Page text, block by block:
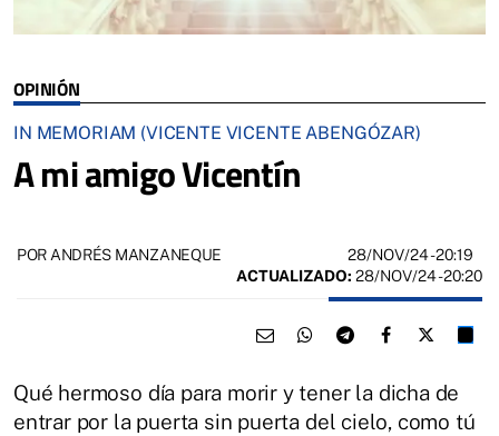
OPINIÓN
IN MEMORIAM (VICENTE VICENTE ABENGÓZAR)
A mi amigo Vicentín
POR ANDRÉS MANZANEQUE 28/NOV/24- 20:19
ACTUALIZADO: 28/NOV/24 - 20:20
Qué hermoso día para morir y tener la dicha de
entrar por la puerta sin puerta del cielo, como tú